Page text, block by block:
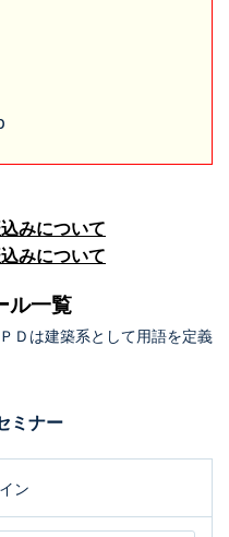
みについて
みについて
ル一覧
Ｄは建築系として用語を定義
ミナー
ン